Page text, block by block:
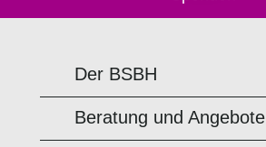
Der BSBH
Beratung und Angebote